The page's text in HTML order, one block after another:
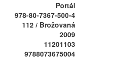
Portál
978-80-7367-500-4
112 / Brožovaná
2009
11201103
9788073675004